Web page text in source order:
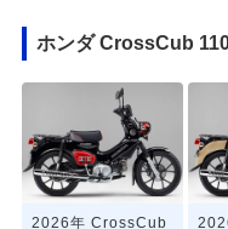
ホンダ CrossCub
2026年 CrossCub